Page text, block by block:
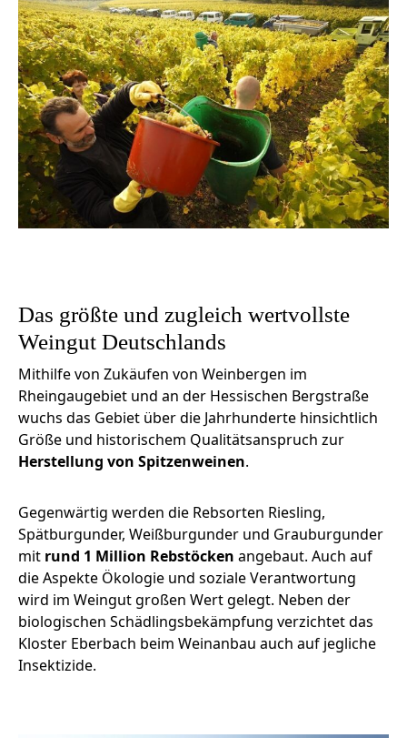
Das größte und zugleich wertvollste
Weingut Deutschlands
Mithilfe von Zukäufen von Weinbergen im
Rheingaugebiet und an der Hessischen Bergstraße
wuchs das Gebiet über die Jahrhunderte hinsichtlich
Größe und historischem Qualitätsanspruch zur
Herstellung von Spitzenweinen.
Gegenwärtig werden die Rebsorten Riesling,
Spätburgunder, Weißburgunder und Grauburgunder
mit rund 1 Million Rebstöcken angebaut. Auch auf
die Aspekte Ökologie und soziale Verantwortung
wird im Weingut großen Wert gelegt. Neben der
biologischen Schädlingsbekämpfung verzichtet das
Kloster Eberbach beim Weinanbau auch auf jegliche
Insektizide.